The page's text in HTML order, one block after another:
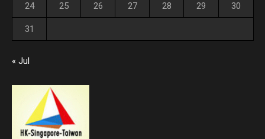
24 25 26 27 28 29 30
31
« Jul